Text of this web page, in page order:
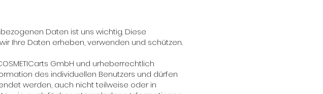
Daten ist uns wichtig. Diese
Ihre Daten erheben, verwenden und schützen.
GmbH und urheberrechtlich
des individuellen Benutzers und dürfen
werden, auch nicht teilweise oder in